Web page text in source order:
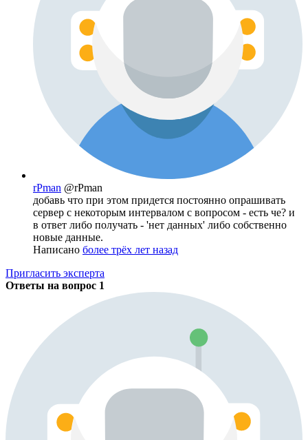
rPman @rPman
добавь что при этом придется постоянно опрашивать
сервер с некоторым интервалом с вопросом - есть че? и
в ответ либо получать - 'нет данных' либо собственно
новые данные.
Написано более трёх лет назад
Пригласить эксперта
Ответы на вопрос 1